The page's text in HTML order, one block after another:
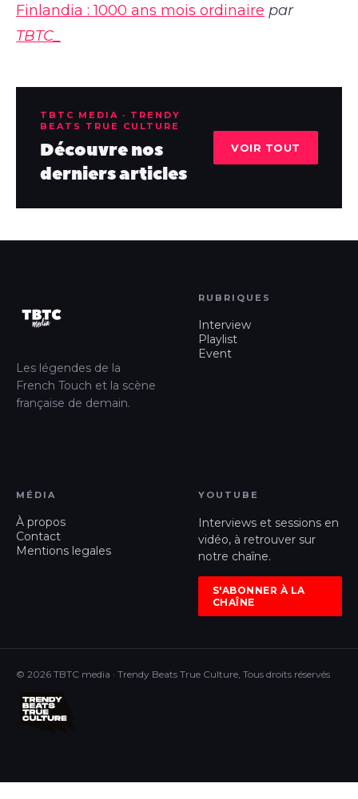
Finlandia : 1000 ans mois ordinaire par
TBTC_
TBTC MEDIA · TRENDY
BEATS TRUE CULTURE
Découvre nos
derniers articles
VOIR TOUT
Les légendes de la
French Touch et la scène
française de demain.
RUBRIQUES
Interview
Playlist
Event
MÉDIA
À propos
Contact
Mentions legales
YOUTUBE
Interviews et sessions en
vidéo, à retrouver sur
notre chaîne.
S'ABONNER À LA
CHAÎNE
© 2026 TBTC media · Trendy Beats True Culture, Tous droits réservés